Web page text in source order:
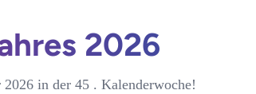
2026
in der 45 . Kalenderwoche!